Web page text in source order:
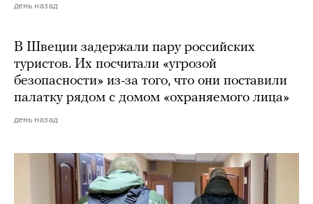
день назад
В Швеции задержали пару российских
туристов. Их посчитали «угрозой
безопасности» из-за того, что они поставили
палатку рядом с домом «охраняемого лица»
день назад